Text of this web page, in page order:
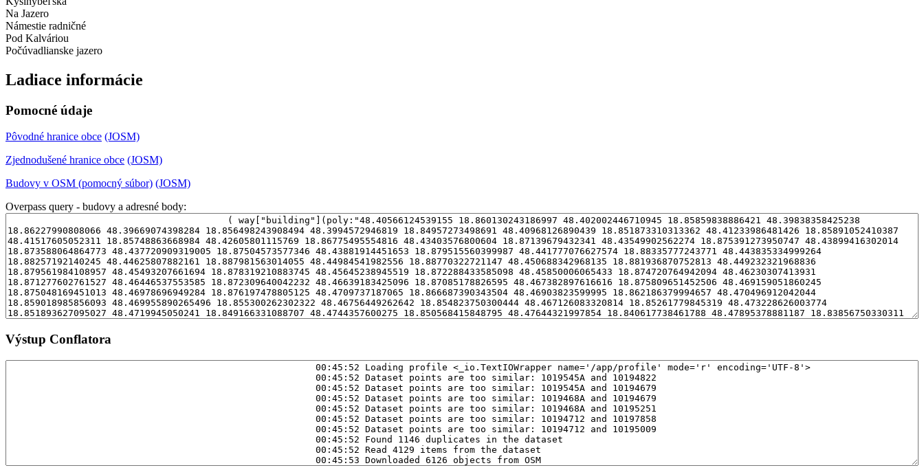
Na Jazero
Námestie radničné
Pod Kalváriou
Počúvadlianske jazero
Ladiace informácie
Pomocné údaje
Pôvodné hranice obce (JOSM)
Zjednodušené hranice obce (JOSM)
Budovy v OSM (pomocný súbor) (JOSM)
Overpass query - budovy a adresné body:
Výstup Conflatora